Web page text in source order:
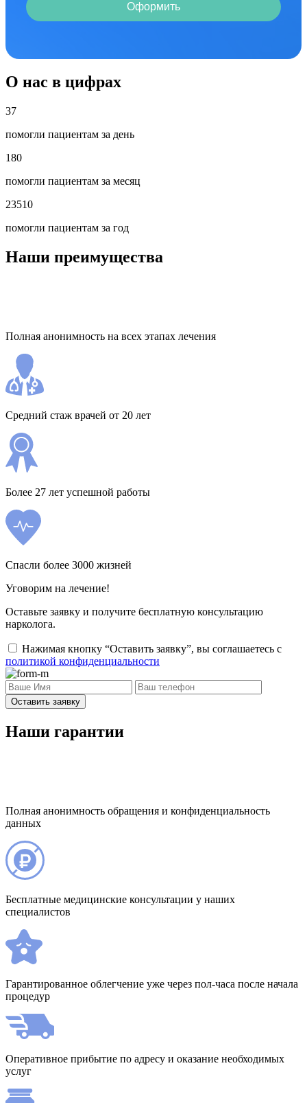
Оформить
О нас в цифрах
37
помогли пациентам за день
180
помогли пациентам за месяц
23510
помогли пациентам за год
Наши преимущества
Полная анонимность на всех этапах лечения
Средний стаж врачей от 20 лет
Более 27 лет успешной работы
Спасли более 3000 жизней
Уговорим на лечение!
Оставьте заявку и получите бесплатную консультацию
нарколога.
Нажимая кнопку “Оставить заявку”, вы соглашаетесь с
политикой конфиденциальности
Оставить заявку
Наши гарантии
Полная анонимность обращения и конфиденциальность
данных
Бесплатные медицинские консультации у наших
специалистов
Гарантированное облегчение уже через пол-часа после начала
процедур
Оперативное прибытие по адресу и оказание необходимых
услуг